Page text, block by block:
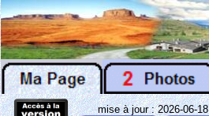
mise à jour : 2026-06-18